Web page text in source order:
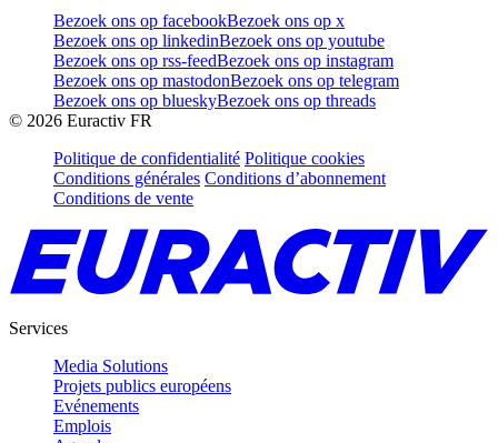
Bezoek ons op facebookBezoek ons op x
Bezoek ons op linkedinBezoek ons op youtube
Bezoek ons op rss-feedBezoek ons op instagram
Bezoek ons op mastodonBezoek ons op telegram
Bezoek ons op blueskyBezoek ons op threads
© 2026 Euractiv FR
Politique de confidentialité Politique cookies
Conditions générales Conditions d’abonnement
Conditions de vente
Services
Media Solutions
Projets publics européens
Evénements
Emplois